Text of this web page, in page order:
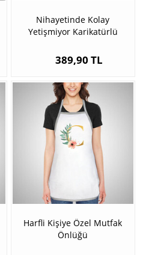
Nihayetinde Kolay
Yetişmiyor Karikatürlü
389,90 TL
Harfli Kişiye Özel Mutfak
Önlüğü